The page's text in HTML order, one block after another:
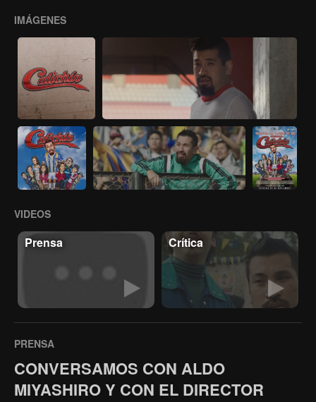
IMÁGENES
VIDEOS
Prensa Crítica
PRENSA
CONVERSAMOS CON ALDO
MIYASHIRO Y CON EL DIRECTOR